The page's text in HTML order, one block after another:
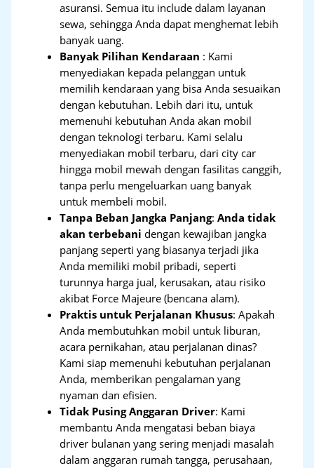
asuransi. Semua itu include dalam layanan
sewa, sehingga Anda dapat menghemat lebih
banyak uang.
Banyak Pilihan Kendaraan : Kami
menyediakan kepada pelanggan untuk
memilih kendaraan yang bisa Anda sesuaikan
dengan kebutuhan. Lebih dari itu, untuk
memenuhi kebutuhan Anda akan mobil
dengan teknologi terbaru. Kami selalu
menyediakan mobil terbaru, dari city car
hingga mobil mewah dengan fasilitas canggih,
tanpa perlu mengeluarkan uang banyak
untuk membeli mobil.
Tanpa Beban Jangka Panjang:Anda tidak
akan terbebani dengan kewajiban jangka
panjang seperti yang biasanya terjadi jika
Anda memiliki mobil pribadi, seperti
turunnya harga jual, kerusakan, atau risiko
akibat Force Majeure (bencana alam).
Praktis untuk Perjalanan Khusus: Apakah
Anda membutuhkan mobil untuk liburan,
acara pernikahan, atau perjalanan dinas?
Kami siap memenuhi kebutuhan perjalanan
Anda, memberikan pengalaman yang
nyaman dan efisien.
Tidak Pusing Anggaran Driver: Kami
membantu Anda mengatasi beban biaya
driver bulanan yang sering menjadi masalah
dalam anggaran rumah tangga, perusahaan,